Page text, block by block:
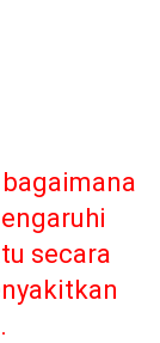
secara